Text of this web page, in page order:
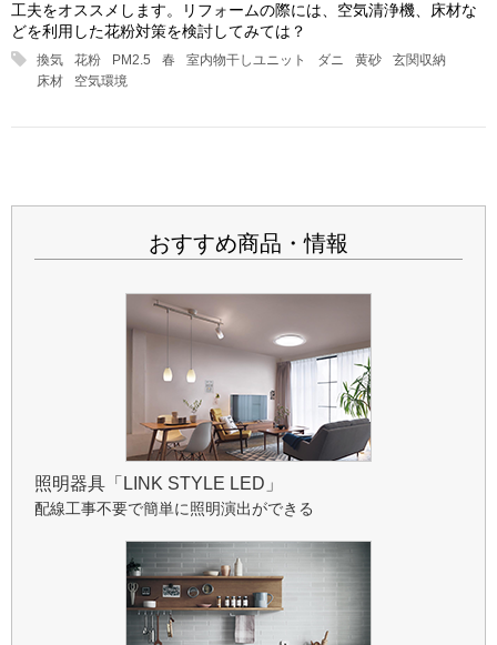
工夫をオススメします。リフォームの際には、空気清浄機、床材な
どを利用した花粉対策を検討してみては？
換気 花粉 PM2.5 春 室内物干しユニット ダニ 黄砂
玄関収納
床材
空気環境
おすすめ商品・情報
照明器具「LINK STYLE LED」
配線工事不要で簡単に照明演出ができる